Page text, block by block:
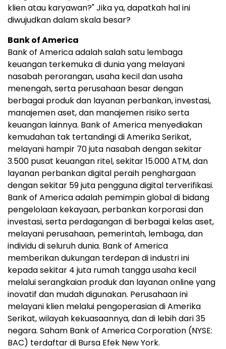
klien atau karyawan?" Jika ya, dapatkah hal ini
diwujudkan dalam skala besar?
Bank of America
Bank of America adalah salah satu lembaga
keuangan terkemuka di dunia yang melayani
nasabah perorangan, usaha kecil dan usaha
menengah, serta perusahaan besar dengan
berbagai produk dan layanan perbankan, investasi,
manajemen aset, dan manajemen risiko serta
keuangan lainnya. Bank of America menyediakan
kemudahan tak tertandingi di Amerika Serikat,
melayani hampir 70 juta nasabah dengan sekitar
3.500 pusat keuangan ritel, sekitar 15.000 ATM, dan
layanan perbankan digital peraih penghargaan
dengan sekitar 59 juta pengguna digital terverifikasi.
Bank of America adalah pemimpin global di bidang
pengelolaan kekayaan, perbankan korporasi dan
investasi, serta perdagangan di berbagai kelas aset,
melayani perusahaan, pemerintah, lembaga, dan
individu di seluruh dunia. Bank of America
memberikan dukungan terdepan di industri ini
kepada sekitar 4 juta rumah tangga usaha kecil
melalui serangkaian produk dan layanan online yang
inovatif dan mudah digunakan. Perusahaan ini
melayani klien melalui pengoperasian di Amerika
Serikat, wilayah kekuasaannya, dan di lebih dari 35
negara. Saham Bank of America Corporation (NYSE:
BAC) terdaftar di Bursa Efek New York.